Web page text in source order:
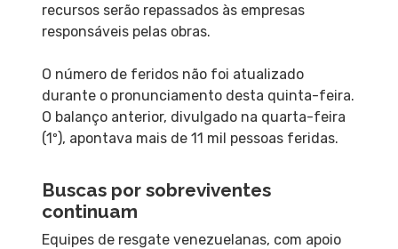
recursos serão repassados às empresas
responsáveis pelas obras.
O número de feridos não foi atualizado
durante o pronunciamento desta quinta-feira.
O balanço anterior, divulgado na quarta-feira
(1º), apontava mais de 11 mil pessoas feridas.
Buscas por sobreviventes
continuam
Equipes de resgate venezuelanas, com apoio